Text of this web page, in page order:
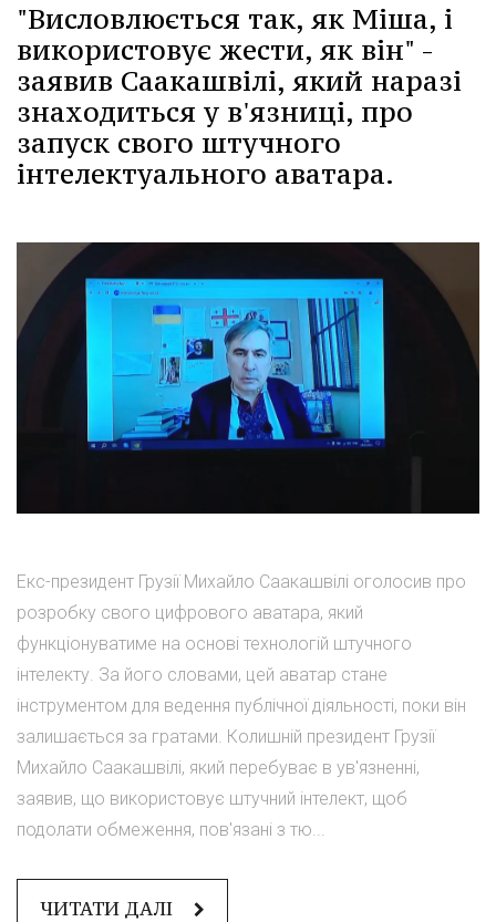
"Висловлюється так, як Міша, і
використовує жести, як він" -
заявив Саакашвілі, який наразі
знаходиться у в'язниці, про
запуск свого штучного
інтелектуального аватара.
Екс-президент Грузії Михайло Саакашвілі оголосив про
розробку свого цифрового аватара, який
функціонуватиме на основі технологій штучного
інтелекту. За його словами, цей аватар стане
інструментом для ведення публічної діяльності, поки він
залишається за гратами. Колишній президент Грузії
Михайло Саакашвілі, який перебуває в ув'язненні,
заявив, що використовує штучний інтелект, щоб
подолати обмеження, пов'язані з тю...
ЧИТАТИ ДАЛІ